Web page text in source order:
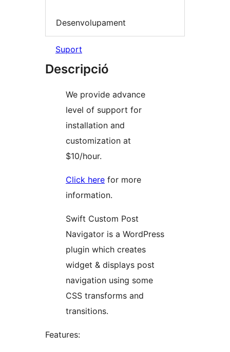
Desenvolupament
Suport
Descripció
We provide advance
level of support for
installation and
customization at
$10/hour.
Click here
information.
Swift Custom Post
Navigator is a WordPress
plugin which creates
widget & displays post
navigation using some
CSS transforms and
transitions.
Features: